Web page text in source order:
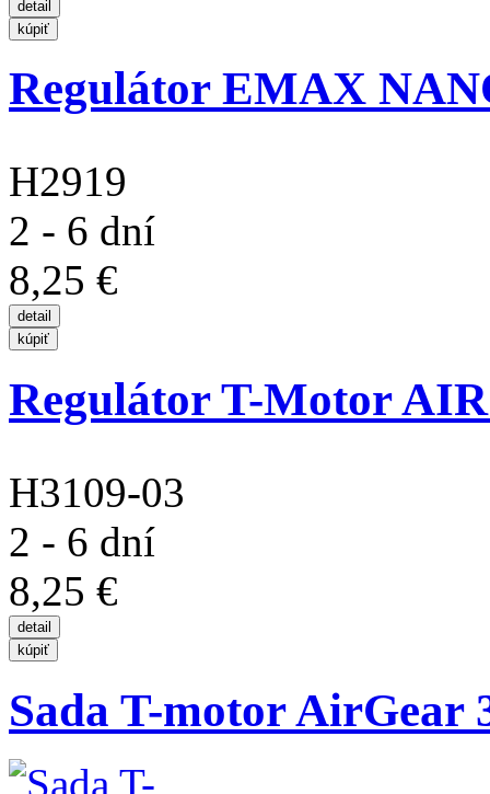
Regulátor EMAX
H2919
2 - 6 dní
8,25 €
Regulátor T-Motor
H3109-03
2 - 6 dní
8,25 €
Sada T-motor AirGear